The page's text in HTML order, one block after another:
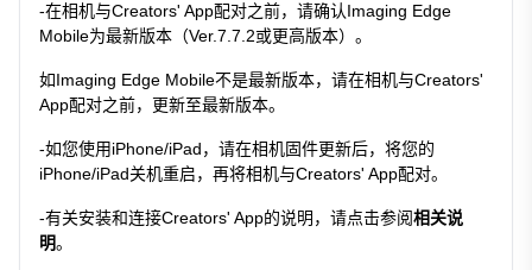
-在相机与Creators' App配对之前，请确认Imaging Edge
Mobile为最新版本（Ver.7.7.2或更高版本）。
如Imaging Edge Mobile不是最新版本，请在相机与Creators'
App配对之前，更新至最新版本。
-如您使用iPhone/iPad，请在相机固件更新后，将您的
iPhone/iPad关机重启，再将相机与Creators' App配对。
-有关安装和连接Creators' App的说明，请点击参阅相关说
明。